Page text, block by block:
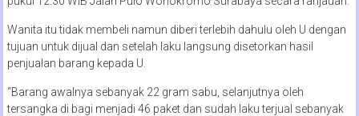
Wanita itu tidak membeli namun diberi terlebih dahulu oleh U dengan
tujuan untuk dijual dan setelah laku langsung disetorkan hasil
penjualan barang kepada U.
“Barang awalnya sebanyak 22 gram sabu, selanjutnya oleh
tersangka di bagi menjadi 46 paket dan sudah laku terjual sebanyak